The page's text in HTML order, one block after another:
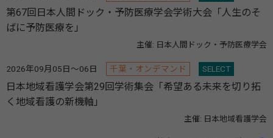
第67回日本人間ドック・予防医療学会学術大会「人生のそ
ばに予防医療を」
主催: 日本人間ドック・予防医療学会
2026年09月05日～06日 千葉・オンデマンド SELECT
日本地域看護学会第29回学術集会「希望ある未来を切り拓
く地域看護の新機軸」
主催: 日本地域看護学会